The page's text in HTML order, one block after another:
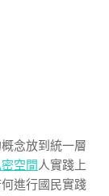
念放到統一層
空間人實踐上
進行國民實踐